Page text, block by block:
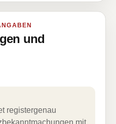
und
registergenau
mit